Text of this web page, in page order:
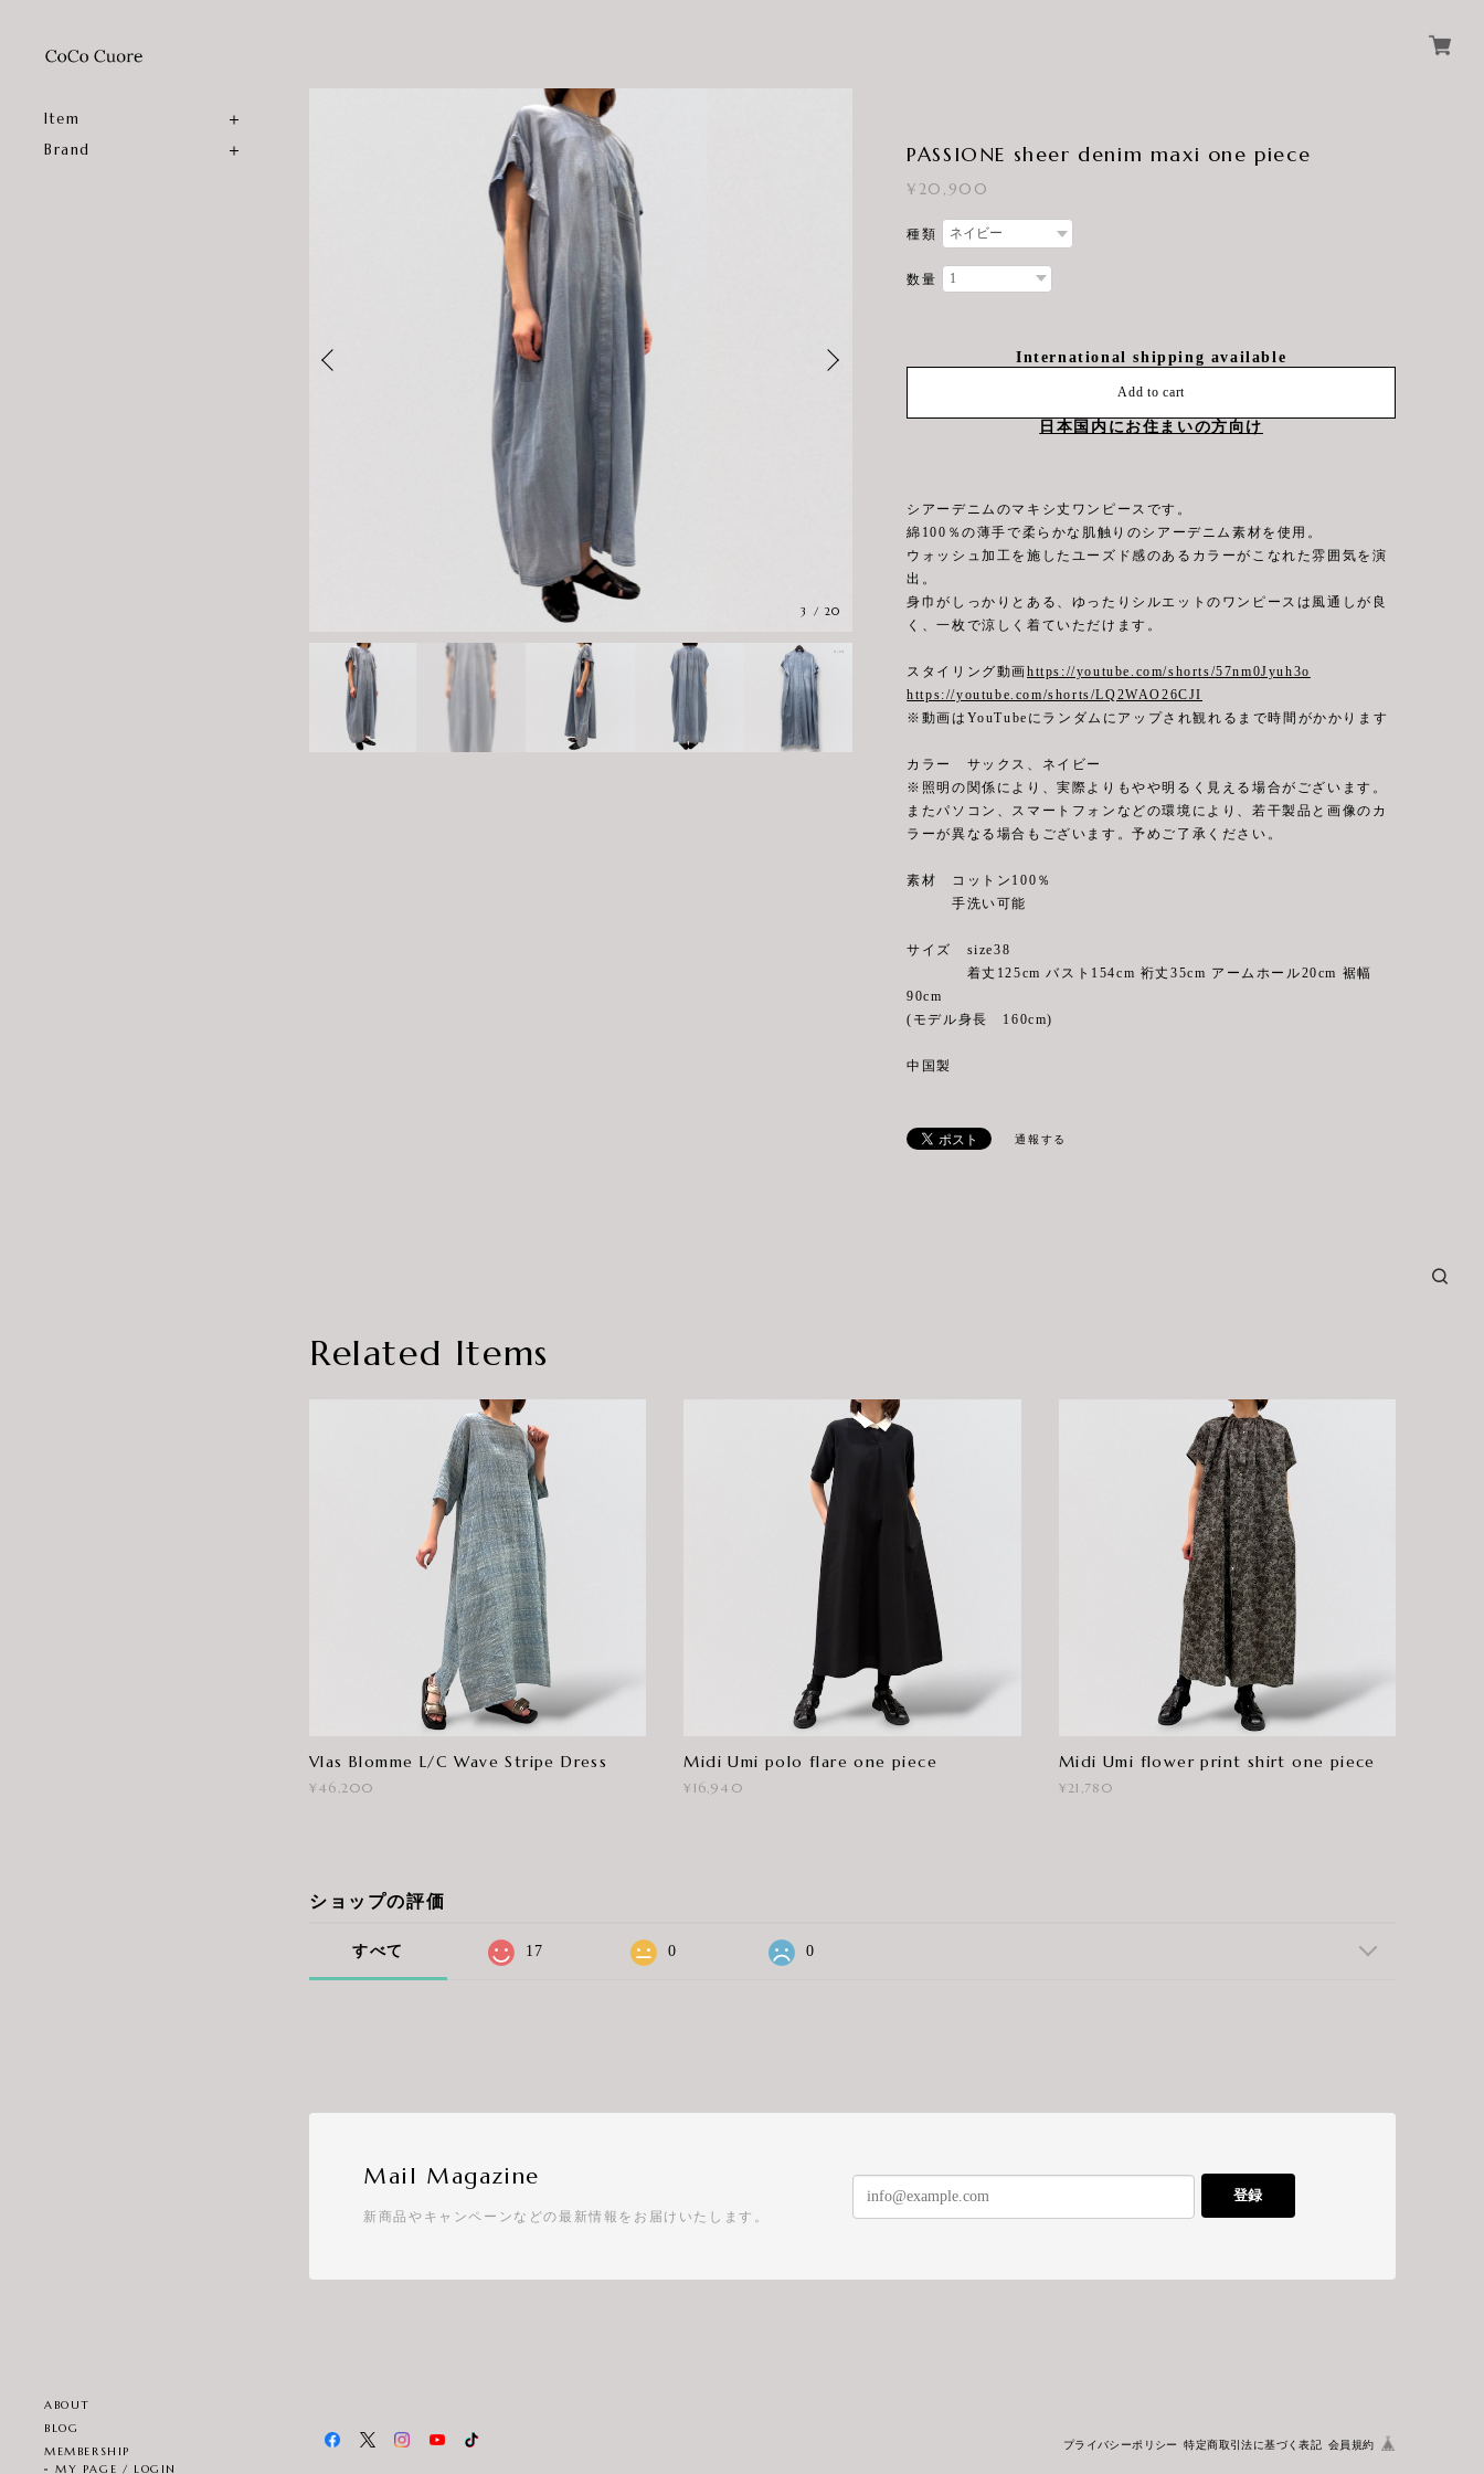
Item
Brand
ABOUT
BLOG
MEMBERSHIP
MY PAGE / LOGIN
3 / 20
PASSIONE sheer denim maxi one piece
¥20,900
種類
数量
International shipping available
Add to cart
日本国内にお住まいの方向け
シアーデニムのマキシ丈ワンピースです。
綿100％の薄手で柔らかな肌触りのシアーデニム素材を使用。
ウォッシュ加工を施したユーズド感のあるカラーがこなれた雰囲気を演
出。
身巾がしっかりとある、ゆったりシルエットのワンピースは風通しが良
く、一枚で涼しく着ていただけます。
スタイリング動画https://youtube.com/shorts/57nm0Jyuh3o
https://youtube.com/shorts/LQ2WAO26CJI
※動画はYouTubeにランダムにアップされ観れるまで時間がかかります
カラー サックス、ネイビー
※照明の関係により、実際よりもやや明るく見える場合がございます。
またパソコン、スマートフォンなどの環境により、若干製品と画像のカ
ラーが異なる場合もございます。予めご了承ください。
素材 コットン100％
手洗い可能
サイズ size38
着丈125cm バスト154cm 裄丈35cm アームホール20cm 裾幅
90cm
(モデル身長 160cm)
中国製
通報する
Related Items
Vlas Blomme L/C Wave Stripe Dress
¥46,200
Midi Umi polo flare one piece
¥16,940
Midi Umi flower print shirt one piece
¥21,780
ショップの評価
すべて 17 0 0
Mail Magazine
新商品やキャンペーンなどの最新情報をお届けいたします。
登録
プライバシーポリシー 特定商取引法に基づく表記 会員規約